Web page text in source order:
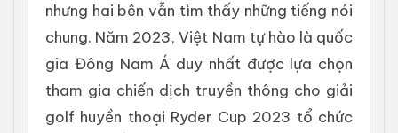
nhưng hai bên vẫn tìm thấy những tiếng nói
chung. Năm 2023, Việt Nam tự hào là quốc
gia Đông Nam Á duy nhất được lựa chọn
tham gia chiến dịch truyền thông cho giải
golf huyền thoại Ryder Cup 2023 tổ chức